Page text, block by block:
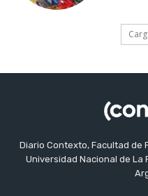
Diario Contexto, Facultad de
Universidad Nacional de La